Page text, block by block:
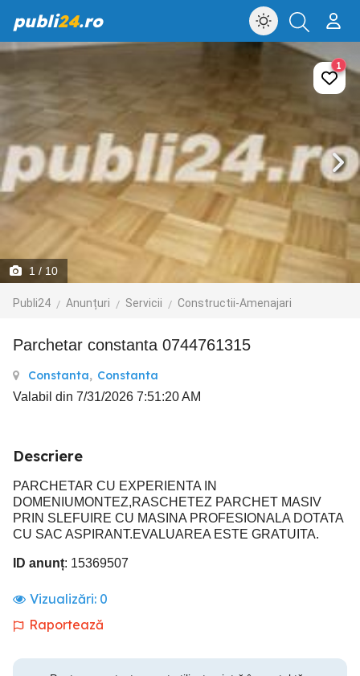
publi24.ro
1 / 10
Publi24 Anunțuri Servicii Constructii-Amenajari
1
Parchetar constanta 0744761315
Constanta, Constanta
Valabil din 7/31/2026 7:51:20 AM
Descriere
PARCHETAR CU EXPERIENTA IN
DOMENIUMONTEZ,RASCHETEZ PARCHET MASIV
PRIN SLEFUIRE CU MASINA PROFESIONALA DOTATA
CU SAC ASPIRANT.EVALUAREA ESTE GRATUITA.
ID anunț: 15369507
Vizualizări: 0
Raportează